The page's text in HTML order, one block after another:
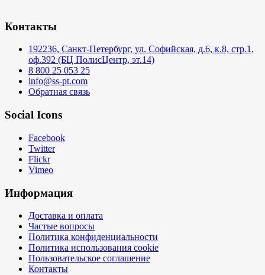
Контакты
192236, Санкт-Петербург, ул. Софийская, д.6, к.8, стр.1,
оф.392 (БЦ ПолисЦентр, эт.14)
8 800 25 053 25
info@ss-pt.com
Обратная связь
Social Icons
Facebook
Twitter
Flickr
Vimeo
Информация
Доставка и оплата
Частые вопросы
Политика конфиденциальности
Политика использования cookie
Пользовательское соглашение
Контакты